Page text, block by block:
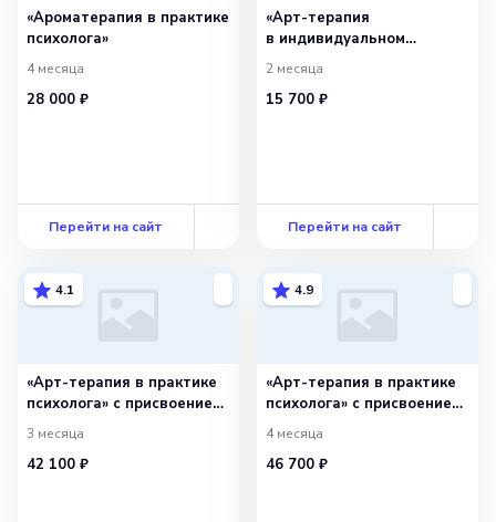
«Ароматерапия в практике
психолога»
4 месяца
28 000 ₽
Перейти на сайт
«Арт-терапия
в индивидуальном
психологическом
консультировании»
2 месяца
15 700 ₽
Перейти на сайт
4.1
«Арт-терапия в практике
психолога» с присвоением
квалификации «Арт-
терапевт»
3 месяца
42 100 ₽
4.9
«Арт-терапия в практике
психолога» с присвоением
квалификации «Арт-
терапевт»
4 месяца
46 700 ₽